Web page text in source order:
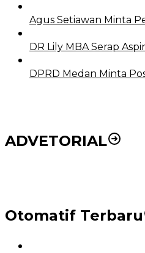
Agus Setiawan Minta
DR Lily MBA Serap
DPRD Medan Minta
ADVETORIAL
Otomatif Terbaru